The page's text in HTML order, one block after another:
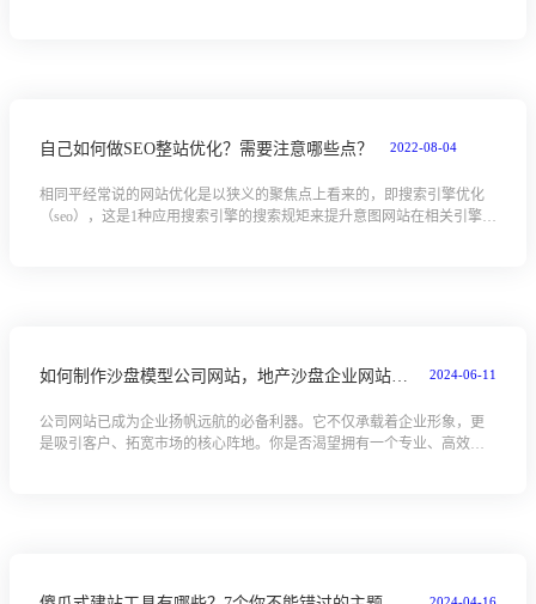
自己如何做SEO整站优化？需要注意哪些点？ 2022-08-04
相同平经常说的网站优化是以狭义的聚焦点上看来的，即搜索引擎优化
（seo），这是1种应用搜索引擎的搜索规矩来提升意图网站在相关引擎内
如何制作沙盘模型公司网站，地产沙盘企业网站搭建全攻略教程 2024-06-11
公司网站已成为企业扬帆远航的必备利器。它不仅承载着企业形象，更
是吸引客户、拓宽市场的核心阵地。你是否渴望拥有一个专业、高效的